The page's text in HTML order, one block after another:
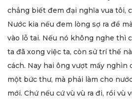
chẳng biết đem đại nghĩa vua tôi,
Nước kia nếu đem lòng sợ ra để
vào lỗ tai. Nếu nó không nghe thì
ta đã xong việc ta, còn sử trí thế
cách. Nay hai ông vượt mấy nghìn
một bức thư, mà phải làm cho
mới. Chứ nếu cứ vù vù ra đi, rồi vù